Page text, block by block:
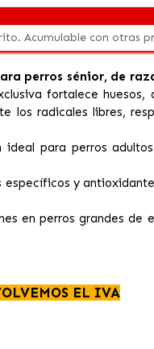
Acumulable con otras
perros sénior, de
fortalece huesos,
los radicales libres,
ideal para perros
específicos y
en perros grandes de
EL IVA